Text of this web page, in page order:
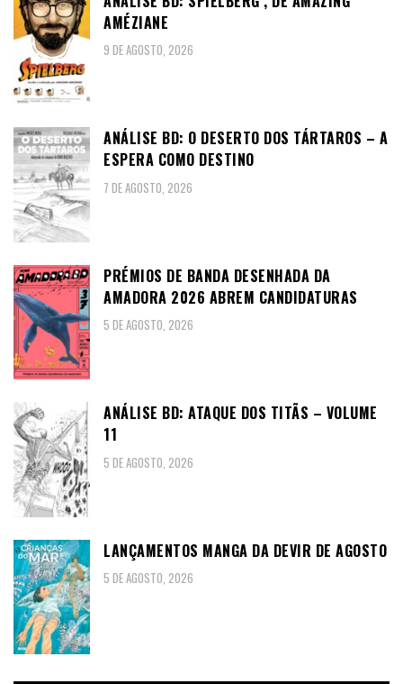
AMÉZIANE
9 DE AGOSTO, 2026
ANÁLISE BD: O DESERTO DOS TÁRTAROS – A
ESPERA COMO DESTINO
7 DE AGOSTO, 2026
PRÉMIOS DE BANDA DESENHADA DA
AMADORA 2026 ABREM CANDIDATURAS
5 DE AGOSTO, 2026
ANÁLISE BD: ATAQUE DOS TITÃS – VOLUME
11
5 DE AGOSTO, 2026
LANÇAMENTOS MANGA DA DEVIR DE AGOSTO
5 DE AGOSTO, 2026